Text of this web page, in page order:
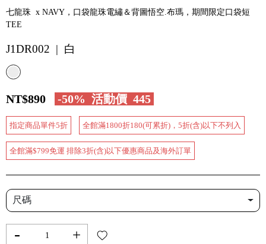
七龍珠 x NAVY，口袋龍珠電繡＆背圖悟空.布瑪，期間限定口袋短
TEE
J1DR002 | 白
NT$890 -50% 活動價 445
指定商品單件5折 全館滿1800折180(可累折)，5折(含)以下不列入
全館滿$799免運 排除3折(含)以下優惠商品及海外訂單
尺碼
- +